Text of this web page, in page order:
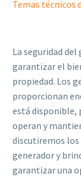
Temas técnicos
La seguridad
garantizar el
propiedad. Los
proporcionan
está disponible,
operan y
discutiremos los
generador y
garantizar una